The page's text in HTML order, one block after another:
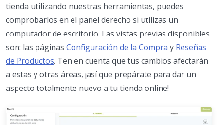
tienda utilizando nuestras herramientas, puedes
comprobarlos en el panel derecho si utilizas un
computador de escritorio. Las vistas previas disponibles
son: las páginas Configuración de la Compra y Reseñas
de Productos. Ten en cuenta que tus cambios afectarán
a estas y otras áreas, ¡así que prepárate para dar un
aspecto totalmente nuevo a tu tienda online!